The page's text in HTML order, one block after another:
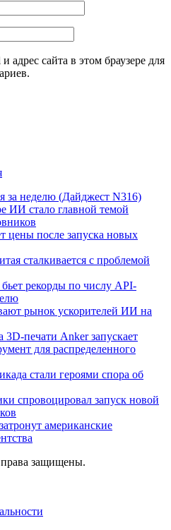
адрес сайта в этом браузере для
за неделю (Дайджест N316)
ИИ стало главной темой
цены после запуска новых
сталкивается с проблемой
рекорды по числу API-
рынок ускорителей ИИ на
3D-печати Anker запускает
для распределенного
стали героями спора об
спровоцировал запуск новой
американские
защищены.